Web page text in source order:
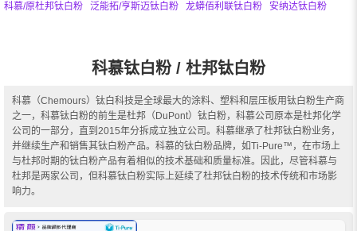
科慕/原杜邦钛白粉
泛能拓/亨斯迈钛白粉 龙蟒佰利联钛白粉 安纳达钛白粉
科慕钛白粉 / 杜邦钛白粉
科慕（Chemours）钛白科技是全球最大的涂料、塑料和层压板用钛白粉生产商
之一，科慕钛白粉的前生是杜邦（DuPont）钛白粉，科慕公司原本是杜邦化学
公司的一部分，直到2015年分拆成立独立公司。科慕继承了杜邦钛白粉业务，
并继续生产和销售其钛白粉产品。科慕的钛白粉品牌，如Ti-Pure™，在市场上
与杜邦时期的钛白粉产品有着相似的技术基础和质量标准。因此，尽管科慕与
杜邦是两家公司，但科慕钛白粉实际上延续了杜邦钛白粉的技术传统和市场影
响力。